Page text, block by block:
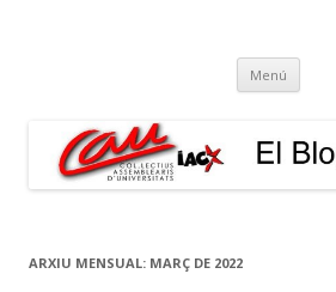
Menú Vés
ARXIU MENSUAL: MARÇ DE 2022